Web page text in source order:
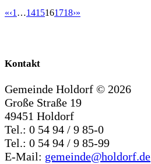
«‹1 …1415161718›»
Kontakt
Gemeinde Holdorf © 2026
Große Straße 19
49451 Holdorf
Tel.: 0 54 94 / 9 85-0
Tel.: 0 54 94 / 9 85-99
E-Mail: gemeinde@holdorf.de